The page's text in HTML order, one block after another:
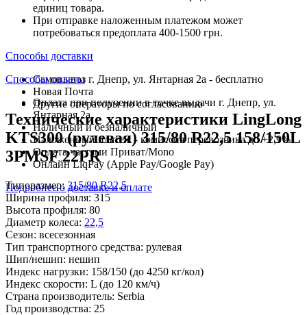
единиц товара.
При отправке наложенным платежом может
потребоваться предоплата 400-1500 грн.
Способы доставки
Самовывоз г. Днепр, ул. Янтарная 2а - бесплатно
Новая Почта
Другие операторы по согласованию
Способы оплаты
Оплата при получении в точке выдачи г. Днепр, ул.
Янтарная 2а
Наличный и безналичный
Наложенный платеж - комиссия перевозчика до +2,9%
Оплата частями Приват/Mono
Онлайн LiqPay (Apple Pay/Google Pay)
Подробнее о доставке и оплате
Технические характеристики LingLong
KTS300 (рулевая) 315/80 R22,5 158/150L
3PMSF 22PR
Типоразмер:315/80 R22,5
Ширина профиля: 315
Высота профиля: 80
Диаметр колеса: 22,5
Сезон: всесезонная
Тип транспортного средства: рулевая
Шип/нешип: нешип
Индекс нагрузки: 158/150 (до 4250 кг/кол)
Индекс скорости: L (до 120 км/ч)
Страна производитель: Serbia
Год производства: 25